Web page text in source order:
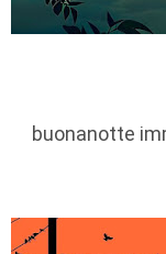
buonanotte